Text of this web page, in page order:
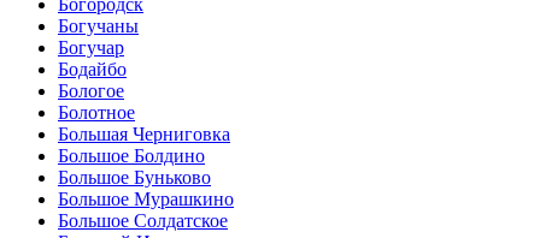
Богородск
Богучаны
Богучар
Бодайбо
Бологое
Болотное
Большая Черниговка
Большое Болдино
Большое Буньково
Большое Мурашкино
Большое Солдатское